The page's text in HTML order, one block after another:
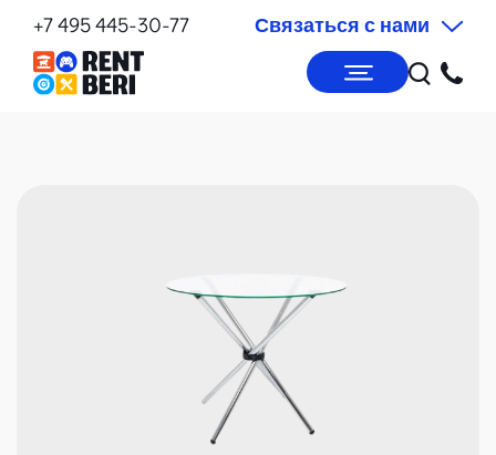
+7 495 445-30-77 Связаться с нами